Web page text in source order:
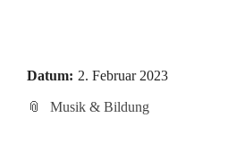
Datum: 2. Februar 2023
Musik & Bildung